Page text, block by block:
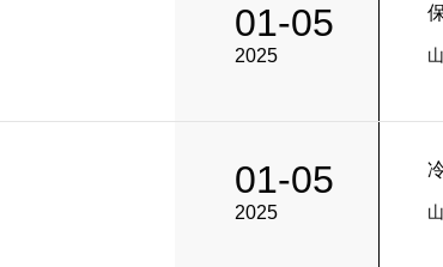
01-05
2025
01-05
2025